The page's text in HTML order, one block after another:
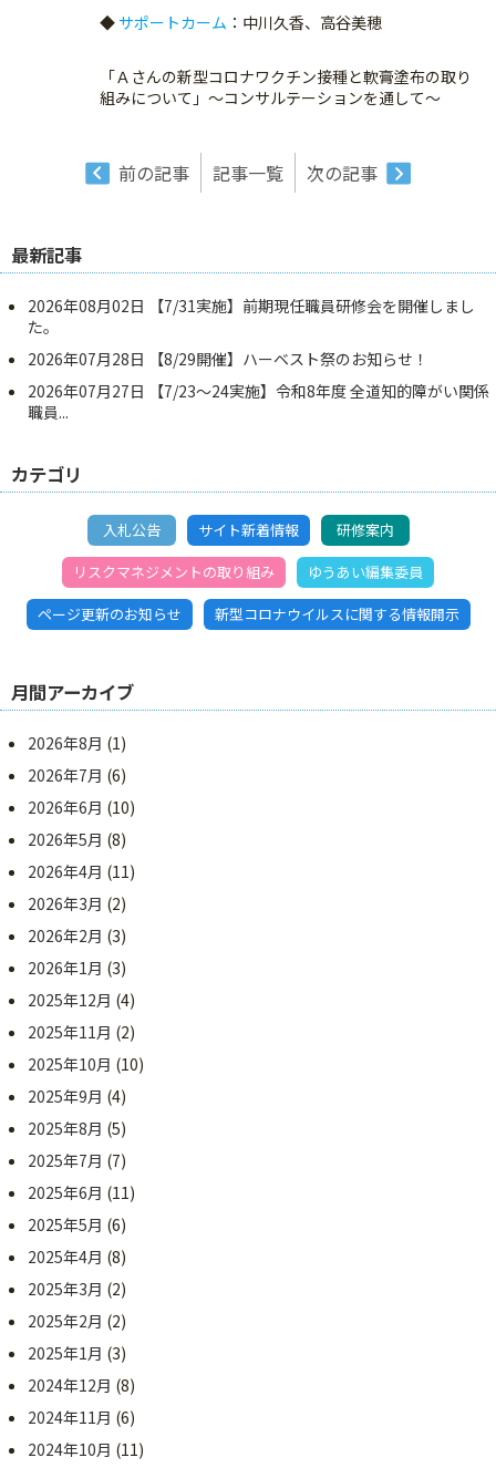
◆ サポートカーム ：中川久香、高谷美穂
「Ａさんの新型コロナワクチン接種と軟膏塗布の取り
組みについて」～コンサルテーションを通して～
前の記事 記事一覧 次の記事
最新記事
2026年08月02日
【7/31実施】前期現任職員研修会を開催しまし
た。
2026年07月28日
【8/29開催】ハーベスト祭のお知らせ！
2026年07月27日
【7/23～24実施】令和8年度 全道知的障がい関係
職員...
カテゴリ
入札公告 サイト新着情報
研修案内
リスクマネジメントの取り組み
ゆうあい編集委員
ページ更新のお知らせ
新型コロナウイルスに関する情報開示
月間アーカイブ
2026年8月 (1)
2026年7月 (6)
2026年6月 (10)
2026年5月 (8)
2026年4月 (11)
2026年3月 (2)
2026年2月 (3)
2026年1月 (3)
2025年12月 (4)
2025年11月 (2)
2025年10月 (10)
2025年9月 (4)
2025年8月 (5)
2025年7月 (7)
2025年6月 (11)
2025年5月 (6)
2025年4月 (8)
2025年3月 (2)
2025年2月 (2)
2025年1月 (3)
2024年12月 (8)
2024年11月 (6)
2024年10月 (11)